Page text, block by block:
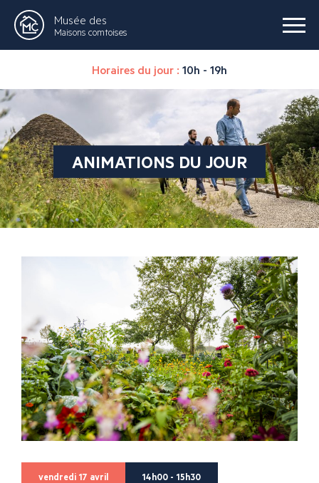
Musée des
Maisons comtoises
Horaires du jour : 10h - 19h
ANIMATIONS DU JOUR
vendredi 17 avril 14h00 - 15h30